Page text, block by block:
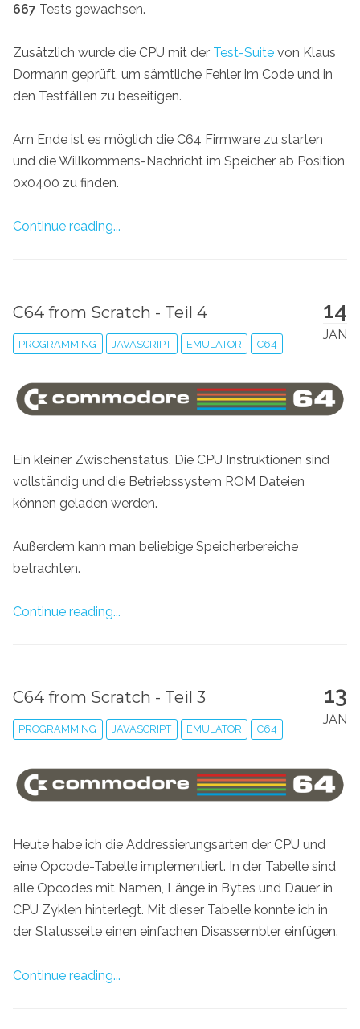
667 Tests gewachsen.
Zusätzlich wurde die CPU mit der Test-Suite von Klaus
Dormann geprüft, um sämtliche Fehler im Code und in
den Testfällen zu beseitigen.
Am Ende ist es möglich die C64 Firmware zu starten
und die Willkommens-Nachricht im Speicher ab Position
0x0400 zu finden.
Continue reading...
14
JAN
C64 from Scratch - Teil 4
PROGRAMMING JAVASCRIPT EMULATOR C64
Ein kleiner Zwischenstatus. Die CPU Instruktionen sind
vollständig und die Betriebssystem ROM Dateien
können geladen werden.
Außerdem kann man beliebige Speicherbereiche
betrachten.
Continue reading...
13
JAN
C64 from Scratch - Teil 3
PROGRAMMING JAVASCRIPT EMULATOR C64
Heute habe ich die Addressierungsarten der CPU und
eine Opcode-Tabelle implementiert. In der Tabelle sind
alle Opcodes mit Namen, Länge in Bytes und Dauer in
CPU Zyklen hinterlegt. Mit dieser Tabelle konnte ich in
der Statusseite einen einfachen Disassembler einfügen.
Continue reading...